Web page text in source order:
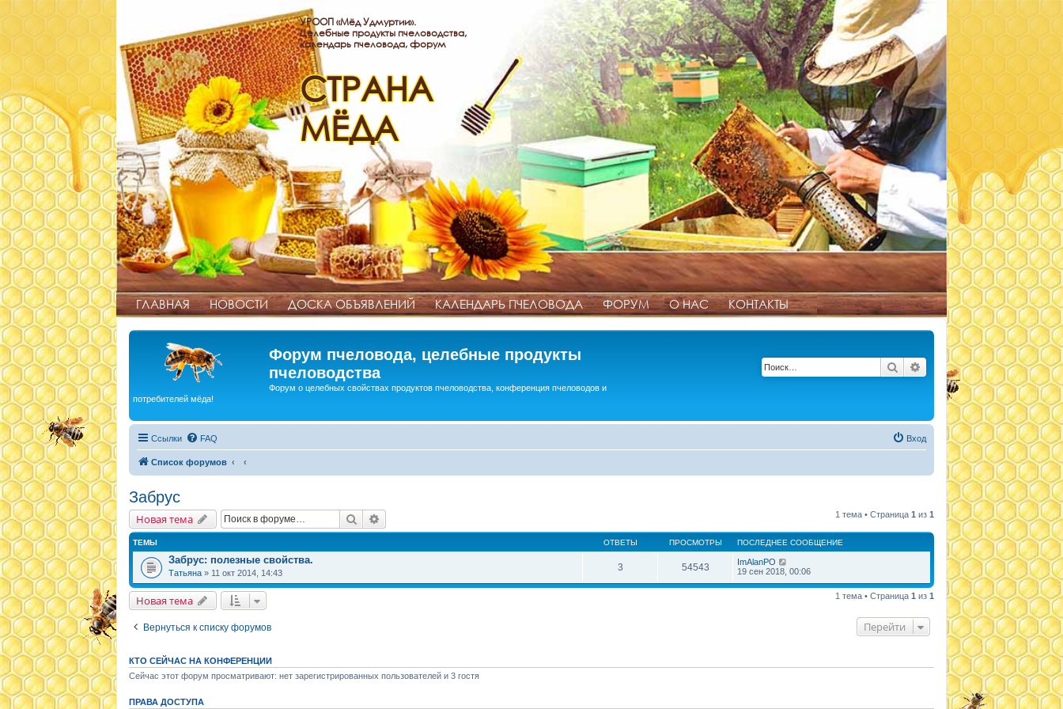
УРООП «Мёд Удмуртии».
Целебные продукты пчеловодства,
календарь пчеловода, форум
СТРАНА
МЁДА
ГЛАВНАЯ НОВОСТИ ДОСКА ОБЪЯВЛЕНИЙ КАЛЕНДАРЬ ПЧЕЛОВОДА ФОРУМ О НАС КОНТАКТЫ
Форум пчеловода, целебные продукты
пчеловодства
Форум о целебных свойствах продуктов пчеловодства, конференция пчеловодов и
потребителей мёда!
Поиск Расширенный поиск
Ссылки FAQ Вход
Список форумов
Забрус
Новая тема Поиск 1 тема • Страница 1 из 1
ТЕМЫ ОТВЕТЫ ПРОСМОТРЫ ПОСЛЕДНЕЕ СООБЩЕНИЕ
Забрус: полезные свойства.
Татьяна » 11 окт 2014, 14:43
3 54543
ImAlanPO
19 сен 2018, 00:06
Новая тема 1 тема • Страница 1 из 1
Вернуться к списку форумов Перейти
КТО СЕЙЧАС НА КОНФЕРЕНЦИИ
Сейчас этот форум просматривают: нет зарегистрированных пользователей и 3 гостя
ПРАВА ДОСТУПА